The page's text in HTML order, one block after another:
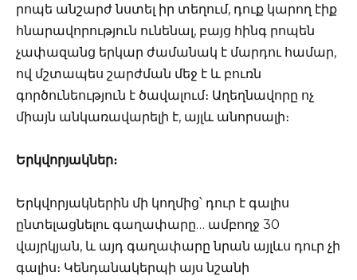
րոպե անշարժ նստել իր տեղում, դուք կարող էիք
հնարավորություն ունենալ, բայց հինգ րոպեն
չափազանց երկար ժամանակ է մարդու համար,
ով մշտապես շարժման մեջ է և բուռն
գործունեություն է ծավալում։ Աղեղնավորը ոչ
միայն անկառավարելի է, այլև անորսալի։
Երկվորյակներ։
Երկվորյակներին մի կողմից՝ դուր է գալիս
ընտելացնելու գաղափարը… ամբողջ 30
վայրկյան, և այդ գաղափարը նրան այլևս դուր չի
գալիս։ Կենդանակերպի այս նշանի